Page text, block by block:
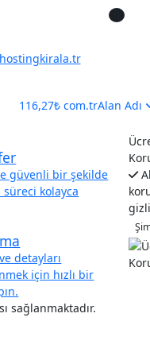
Kodu:
116,27₺ com.trAlan Adı
güvenli bir şekilde
kolayca
detayları
için hızlı bir
sağlanmaktadır.